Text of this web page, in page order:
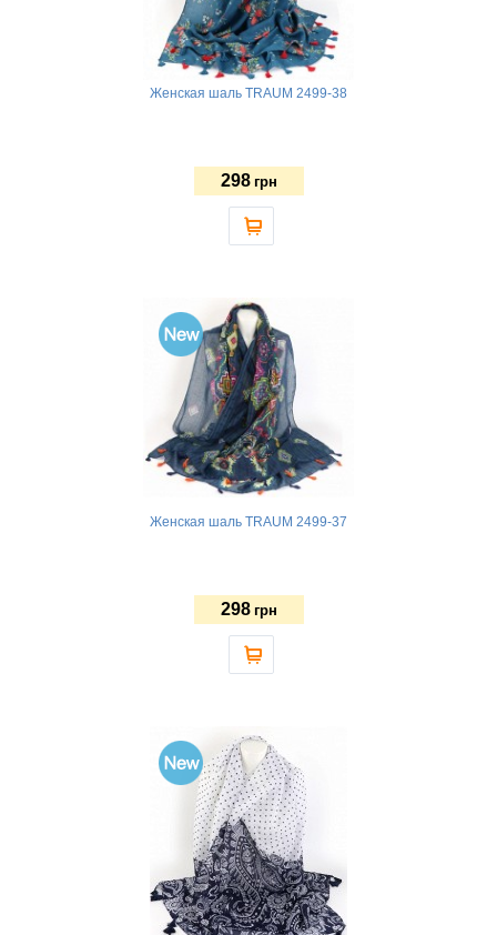
Женская шаль TRAUM 2499-38
298 грн
Женская шаль TRAUM 2499-37
298 грн